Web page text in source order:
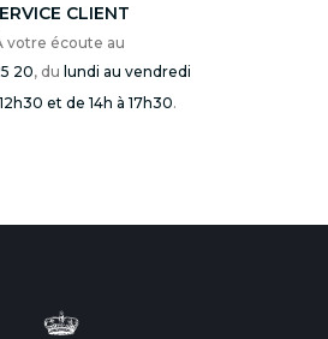
CLIENT
votre écoute au
20, du lundi au vendredi
et de 14h à 17h30.